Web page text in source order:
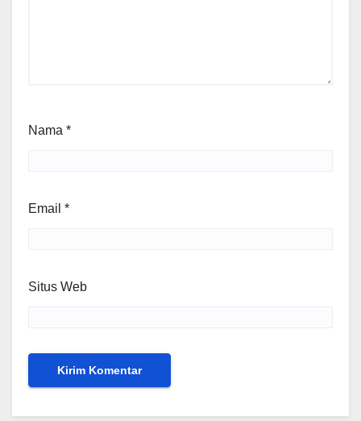
Nama *
Email *
Situs Web